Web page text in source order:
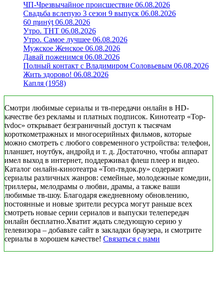
ЧП-Чрезвычайное происшествие 06.08.2026
Свадьба вслепую 3 сезон 9 выпуск 06.08.2026
60 ṃинẏƫ 06.08.2026
Утро. ТНТ 06.08.2026
Утро. Самое лучшее 06.08.2026
Мужское Женское 06.08.2026
Давай поженимся 06.08.2026
Полный контакт с Владимиром Соловьевым 06.08.2026
Жить здорово! 06.08.2026
Капля (1958)
Смотри любимые сериалы и тв-передачи онлайн в HD-
качестве без рекламы и платных подписок. Кинотеатр «Top-
tvdoc» открывает безграничный доступ к тысячам
короткометражных и многосерийных фильмов, которые
можно смотреть с любого современного устройства: телефон,
планшет, ноутбук, андройд и т. д. Достаточно, чтобы аппарат
имел выход в интернет, поддерживал флеш плеер и видео.
Каталог онлайн-кинотеатра «Топ-твдок.ру» содержит
сериалы различных жанров: семейные, молодежные комедии,
триллеры, мелодрамы о любви, драмы, а также ваши
любимые тв-шоу. Благодаря ежедневному обновлению,
постоянные и новые зрители ресурса могут раньше всех
смотреть новые серии сериалов и выпуски телепередач
онлайн бесплатно.Хватит ждать следующую серию у
телевизора – добавьте сайт в закладки браузера, и смотрите
сериалы в хорошем качестве! Связаться с нами